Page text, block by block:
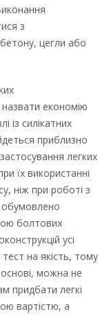
з
цегли або
економію
із силікатних
приблизно
легких
їх використанні
ніж при роботі з
болтових
усі
на якість, тому
основі, можна не
придбати легкі
вартістю, а